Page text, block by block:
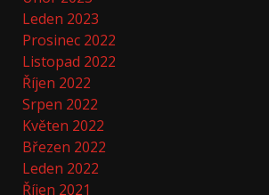
Leden 2023
Prosinec 2022
Listopad 2022
Říjen 2022
Srpen 2022
Květen 2022
Březen 2022
Leden 2022
Říjen 2021